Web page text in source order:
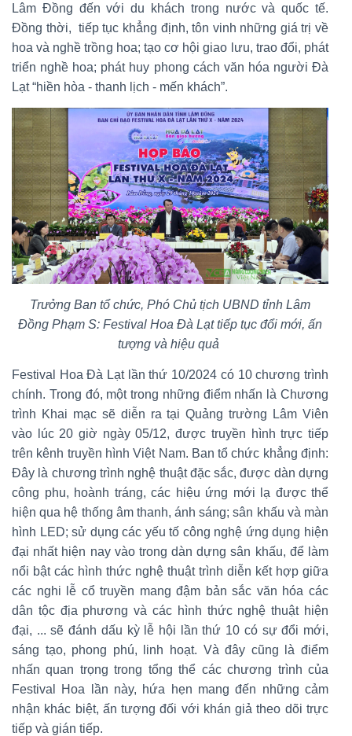
Lâm Đồng đến với du khách trong nước và quốc tế.
Đồng thời, tiếp tục khẳng định, tôn vinh những giá trị về
hoa và nghề trồng hoa; tạo cơ hội giao lưu, trao đổi, phát
triển nghề hoa; phát huy phong cách văn hóa người Đà
Lạt “hiền hòa - thanh lịch - mến khách”.
Trưởng Ban tổ chức, Phó Chủ tịch UBND tỉnh Lâm
Đồng Phạm S: Festival Hoa Đà Lạt tiếp tục đổi mới, ấn
tượng và hiệu quả
Festival Hoa Đà Lạt lần thứ 10/2024 có 10 chương trình
chính. Trong đó, một trong những điểm nhấn là Chương
trình Khai mạc sẽ diễn ra tại Quảng trường Lâm Viên
vào lúc 20 giờ ngày 05/12, được truyền hình trực tiếp
trên kênh truyền hình Việt Nam. Ban tổ chức khẳng định:
Đây là chương trình nghệ thuật đặc sắc, được dàn dựng
công phu, hoành tráng, các hiệu ứng mới lạ được thể
hiện qua hệ thống âm thanh, ánh sáng; sân khấu và màn
hình LED; sử dụng các yếu tố công nghệ ứng dụng hiện
đại nhất hiện nay vào trong dàn dựng sân khấu, để làm
nổi bật các hình thức nghệ thuật trình diễn kết hợp giữa
các nghi lễ cổ truyền mang đậm bản sắc văn hóa các
dân tộc địa phương và các hình thức nghệ thuật hiện
đại, ... sẽ đánh dấu kỳ lễ hội lần thứ 10 có sự đổi mới,
sáng tạo, phong phú, linh hoạt. Và đây cũng là điểm
nhấn quan trọng trong tổng thể các chương trình của
Festival Hoa lần này, hứa hẹn mang đến những cảm
nhận khác biệt, ấn tượng đối với khán giả theo dõi trực
tiếp và gián tiếp.